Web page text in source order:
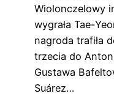
Wiolonczelowy
wygrała Tae-
nagroda trafiła
trzecia do
Gustawa
Suárez…